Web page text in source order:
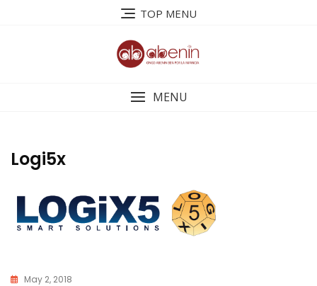
TOP MENU
MENU
Logi5x
May 2, 2018